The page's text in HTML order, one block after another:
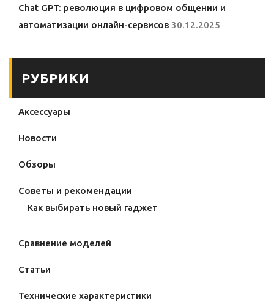
Chat GPT: революция в цифровом общении и
автоматизации онлайн-сервисов 30.12.2025
РУБРИКИ
Аксессуары
Новости
Обзоры
Советы и рекомендации
Как выбирать новый гаджет
Сравнение моделей
Статьи
Технические характеристики